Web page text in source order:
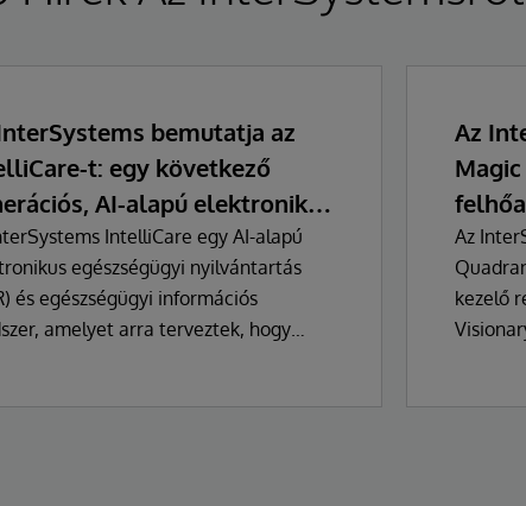
bemutatja az
t: egy következő
AI-alapú elektronikus
nyilvántartás
IntelliCare egy AI-alapú
egészségügyi nyilvántartás
és egészségügyi információs
amelyet arra terveztek, hogy
Az
Az
kezelő
IRIS